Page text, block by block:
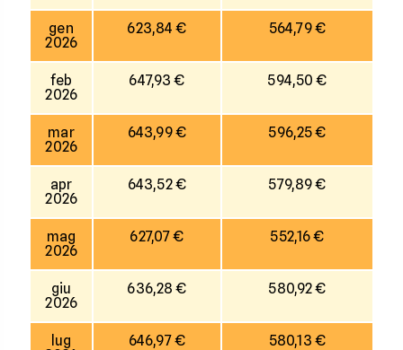
gen
2026
623,84 € 564,79 €
feb
2026
647,93 € 594,50 €
mar
2026
643,99 € 596,25 €
apr
2026
643,52 € 579,89 €
mag
2026
627,07 € 552,16 €
giu
2026
636,28 € 580,92 €
lug
646,97 € 580,13 €